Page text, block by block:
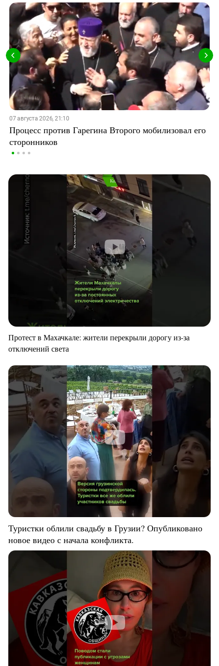
07 августа 2026, 21:10
Процесс против Гарегина Второго мобилизовал его
сторонников
Протест в Махачкале: жители перекрыли дорогу из-за
отключений света
Туристки облили свадьбу в Грузии? Опубликовано
новое видео с начала конфликта.